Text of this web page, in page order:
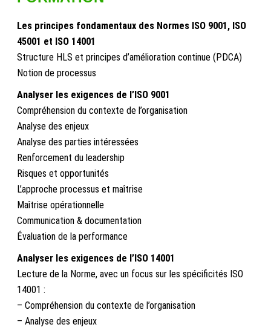
Les principes fondamentaux des Normes ISO 9001, ISO
45001 et ISO 14001
Structure HLS et principes d’amélioration continue (PDCA)
Notion de processus
Analyser les exigences de l’ISO 9001
Compréhension du contexte de l’organisation
Analyse des enjeux
Analyse des parties intéressées
Renforcement du leadership
Risques et opportunités
L’approche processus et maîtrise
Maîtrise opérationnelle
Communication & documentation
Évaluation de la performance
Analyser les exigences de l’ISO 14001
Lecture de la Norme, avec un focus sur les spécificités ISO
14001 :
– Compréhension du contexte de l’organisation
– Analyse des enjeux